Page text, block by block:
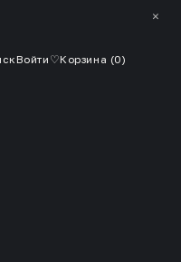
✕
Войти ♡Корзина (0)